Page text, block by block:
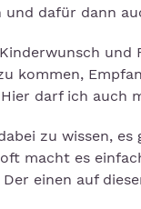
und dafür dann
und
kommen,
darf ich auch
zu wissen,
macht es
einen auf